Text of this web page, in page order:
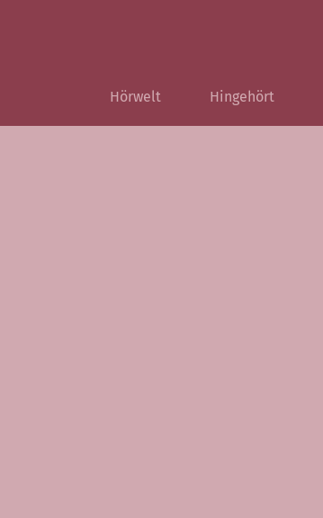
Hörwelt Hingehört